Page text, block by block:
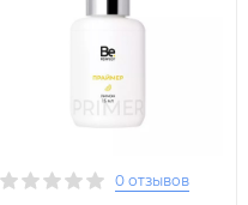
0 отзывов